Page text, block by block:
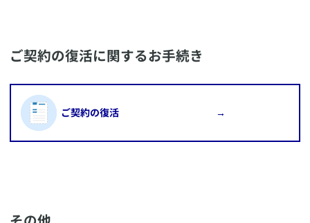
​ご契約の復活に関するお手続き
​ご契約の復活 →